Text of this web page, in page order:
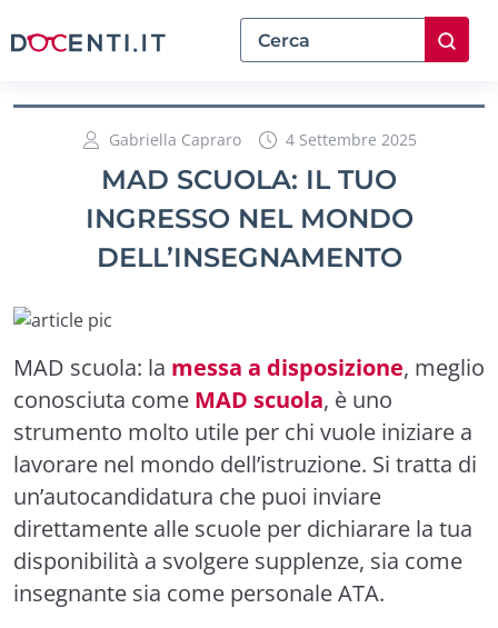
Gabriella Capraro 4 Settembre 2025
MAD SCUOLA: IL TUO
INGRESSO NEL MONDO
DELL’INSEGNAMENTO
MAD scuola: la messa a disposizione, meglio
conosciuta come MAD scuola, è uno
strumento molto utile per chi vuole iniziare a
lavorare nel mondo dell’istruzione. Si tratta di
un’autocandidatura che puoi inviare
direttamente alle scuole per dichiarare la tua
disponibilità a svolgere supplenze, sia come
insegnante sia come personale ATA.